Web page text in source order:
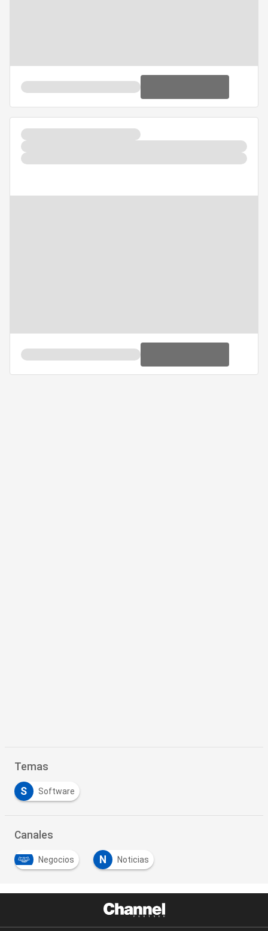
Temas
S Software
Canales
Negocios N Noticias